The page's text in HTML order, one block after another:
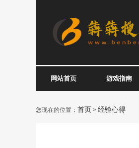
网站首页 游戏指南
您现在的位置： 首页 > 经验心得